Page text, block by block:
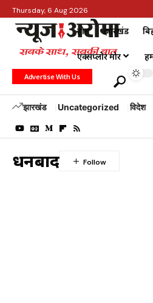
Thursday, 6 Aug 2026
होम झारखंड
एक्सप्लोर मोर
Advertise With Us
झारखंड Uncategorized विदेश
धनबाद